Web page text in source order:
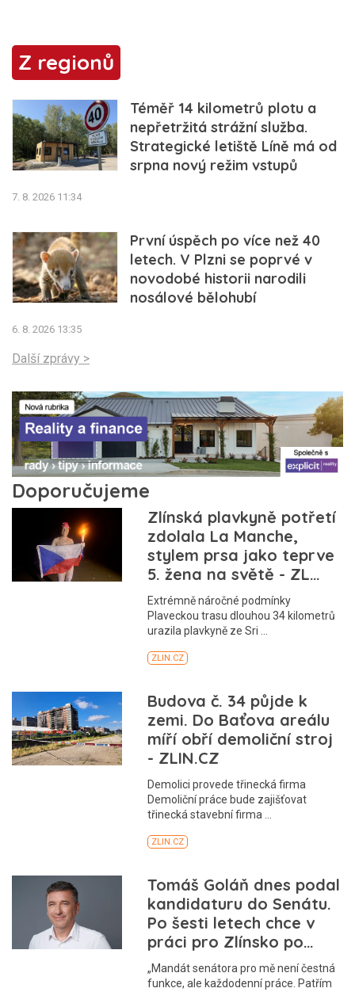
Z regionů
Téměř 14 kilometrů plotu a
nepřetržitá strážní služba.
Strategické letiště Líně má od
srpna nový režim vstupů
7. 8. 2026 11:34
První úspěch po více než 40
letech. V Plzni se poprvé v
novodobé historii narodili
nosálové bělohubí
6. 8. 2026 13:35
Další zprávy >